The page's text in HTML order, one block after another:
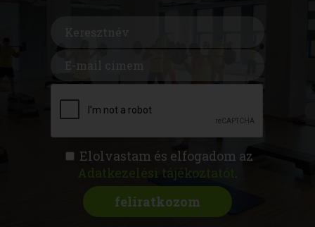
Elolvastam és elfogadom az
Adatkezelési tájékoztatót .
FITNESS AKADÉMIA
RÓLUNK MAGAZIN
CSATLAKOZZ